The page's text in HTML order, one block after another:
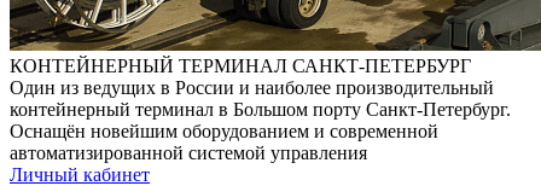
КОНТЕЙНЕРНЫЙ ТЕРМИНАЛ САНКТ-ПЕТЕРБУРГ
Один из ведущих в России и наиболее производительный
контейнерный терминал в Большом порту Санкт-Петербург.
Оснащён новейшим оборудованием и современной
автоматизированной системой управления
Личный кабинет